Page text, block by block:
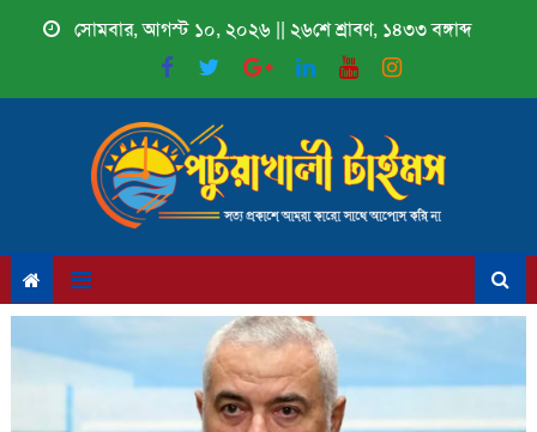
সোমবার, আগস্ট ১০, ২০২৬ || ২৬শে শ্রাবণ, ১৪৩৩ বঙ্গাব্দ